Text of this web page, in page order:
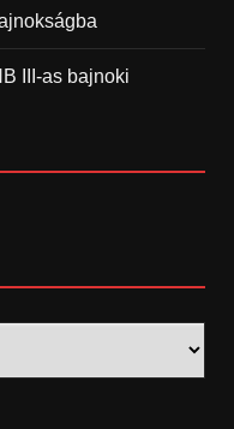
III-as bajnoki